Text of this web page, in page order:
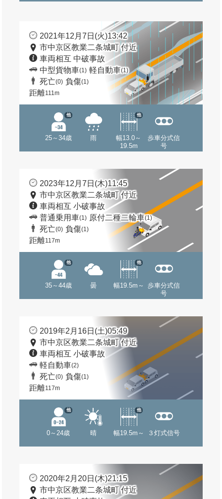
2021年12月7日(火)13:42
市中京区教業二条城町 付近
車両相互 中破事故
中型貨物車(1) 軽自動車(1)
死亡(0) 負傷(1)
距離111m
25～34歳
他
雨
幅13.0～
19.5m
他
歩車分式信
号
2023年12月7日(木)11:45
市中京区教業二条城町 付近
車両相互 小破事故
普通乗用車(1) 原付二種二輪車(1)
死亡(0) 負傷(1)
距離117m
35～44歳
他
曇 幅19.5m～
他
歩車分式信
号
2019年2月16日(土)05:49
市中京区教業二条城町 付近
車両相互 小破事故
軽自動車(2)
死亡(0) 負傷(1)
距離117m
0～24歳
他
晴 幅19.5m～
他
３灯式信号
2020年2月20日(木)21:15
市中京区教業二条城町 付近